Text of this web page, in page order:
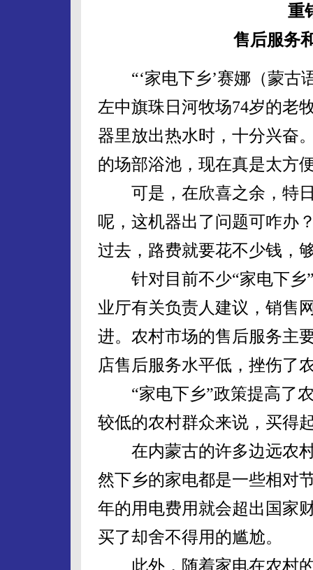
重
售后服务
“‘家电下乡’赛娜（蒙古
左中旗珠日河牧场74岁的老
器里放出热水时，十分兴奋
的场部浴池，现在真是太方
可是，在欣喜之余，特日
呢，这机器出了问题可咋办
过去，路费就要花不少钱，
针对目前不少“家电下乡”
业厅有关负责人建议，销售
进。农村市场的售后服务主
店售后服务水平低，挫伤了
“家电下乡”政策提高了农
较低的农村群众来说，买得
在内蒙古的许多边远农村
然下乡的家电都是一些相对
年的用电费用就会超出国家
买了却舍不得用的尴尬。
此外，随着家电在农村的